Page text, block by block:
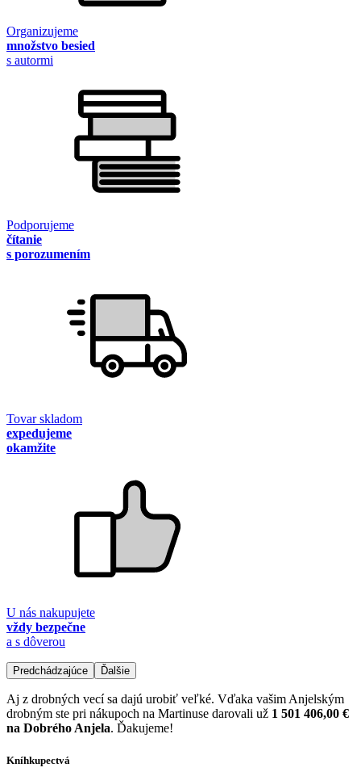
Organizujeme
množstvo besied
s autormi
Podporujeme
čítanie
s porozumením
Tovar skladom
expedujeme
okamžite
U nás nakupujete
vždy bezpečne
a s dôverou
Predchádzajúce Ďalšie
Aj z drobných vecí sa dajú urobiť veľké. Vďaka vašim Anjelským
drobným ste pri nákupoch na Martinuse darovali už 1 501 406,00 €
na Dobrého Anjela. Ďakujeme!
Kníhkupectvá